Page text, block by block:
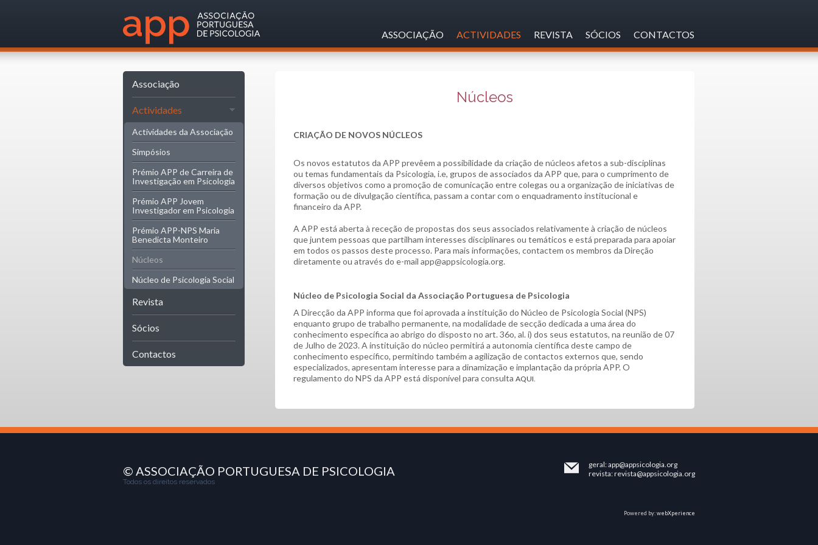
ASSOCIAÇÃO ACTIVIDADES REVISTA SÓCIOS CONTACTOS
Associação
Actividades
Actividades da Associação
Simpósios
Prémio APP de Carreira de
Investigação em Psicologia
Prémio APP Jovem
Investigador em Psicologia
Prémio APP-NPS Maria
Benedicta Monteiro
Núcleos
Núcleo de Psicologia Social
Revista
Sócios
Contactos
Núcleos
CRIAÇÃO DE NOVOS NÚCLEOS
Os novos estatutos da APP prevêem a possibilidade da criação de núcleos afetos a sub-disciplinas
ou temas fundamentais da Psicologia, i.e, grupos de associados da APP que, para o cumprimento de
diversos objetivos como a promoção de comunicação entre colegas ou a organização de iniciativas de
formação ou de divulgação científica, passam a contar com o enquadramento institucional e
financeiro da APP.
A APP está aberta à receção de propostas dos seus associados relativamente à criação de núcleos
que juntem pessoas que partilham interesses disciplinares ou temáticos e está preparada para apoiar
em todos os passos deste processo. Para mais informações, contactem os membros da Direção
diretamente ou através do e-mail app@appsicologia.org.
Núcleo de Psicologia Social da Associação Portuguesa de Psicologia
A Direcção da APP informa que foi aprovada a instituição do Núcleo de Psicologia Social (NPS)
enquanto grupo de trabalho permanente, na modalidade de secção dedicada a uma área do
conhecimento específica ao abrigo do disposto no art. 36o, al. i) dos seus estatutos, na reunião de 07
de Julho de 2023. A instituição do núcleo permitirá a autonomia científica deste campo de
conhecimento específico, permitindo também a agilização de contactos externos que, sendo
especializados, apresentam interesse para a dinamização e implantação da própria APP. O
regulamento do NPS da APP está disponível para consulta AQUI.
geral:app@appsicologia.org
revista:revista@appsicologia.org
© ASSOCIAÇÃO PORTUGUESA DE PSICOLOGIA
Todos os direitos reservados
Powered by:webXperience